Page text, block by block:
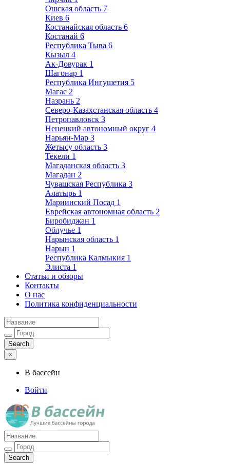
Ошская область 7
Киев 6
Костанайская область 6
Костанай 6
Республика Тыва 6
Кызыл 4
Ак-Довурак 1
Шагонар 1
Республика Ингушетия 5
Магас 2
Назрань 2
Северо-Казахстанская область 4
Петропавловск 3
Ненецкий автономный округ 4
Нарьян-Мар 3
Жетысу область 3
Текели 1
Магаданская область 3
Магадан 2
Чувашская Республика 3
Алатырь 1
Мариинский Посад 1
Еврейская автономная область 2
Биробиджан 1
Облучье 1
Нарынская область 1
Нарын 1
Республика Калмыкия 1
Элиста 1
Статьи и обзоры
Контакты
О нас
Политика конфиденциальности
×
В бассейн
Войти
Лучшие бассейны города